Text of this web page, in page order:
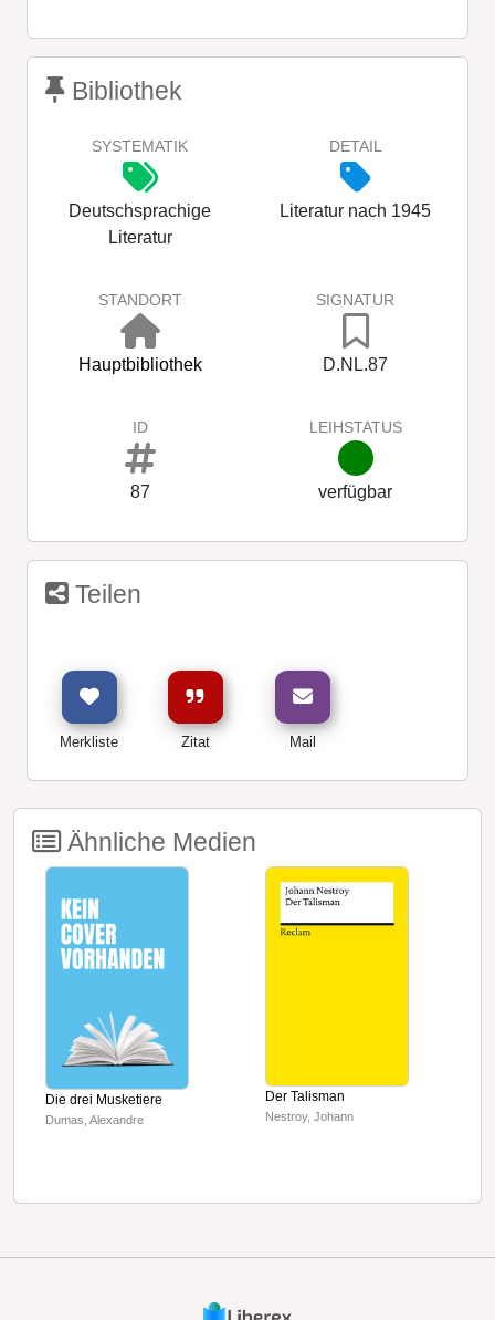
Bibliothek
SYSTEMATIK
Deutschsprachige
Literatur
DETAIL
Literatur nach 1945
STANDORT
Hauptbibliothek
SIGNATUR
D.NL.87
ID
87
LEIHSTATUS
verfügbar
Teilen
Merkliste Zitat Mail
Ähnliche Medien
Die drei Musketiere
Dumas, Alexandre
Der Talisman
Nestroy, Johann